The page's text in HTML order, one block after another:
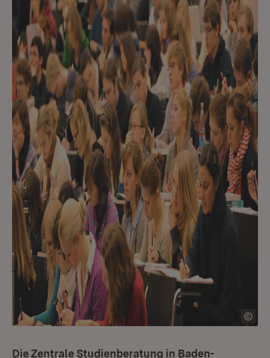
Die Zentrale Studienberatung in Baden-